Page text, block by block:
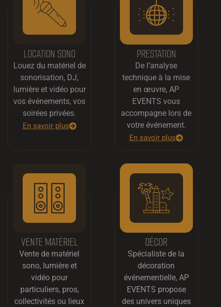
LOCATION SONO
Louez du matériel de
sonorisation, DJ,
lumière et vidéo pour
vos événements, vos
soirées privées.
En savoir plus
PRESTATION
De l’analyse
technique à la mise
en œuvre, AP
EVENTS vous
accompagne lors de
votre événement.
En savoir plus
VENTE MATÉRIEL
Vente de matériel
sono, lumière et
vidéo pour
particuliers, pros,
collectivités ou lieux
DÉCOR
Spécialiste de la
décoration
événementielle, AP
EVENTS propose
des univers uniques